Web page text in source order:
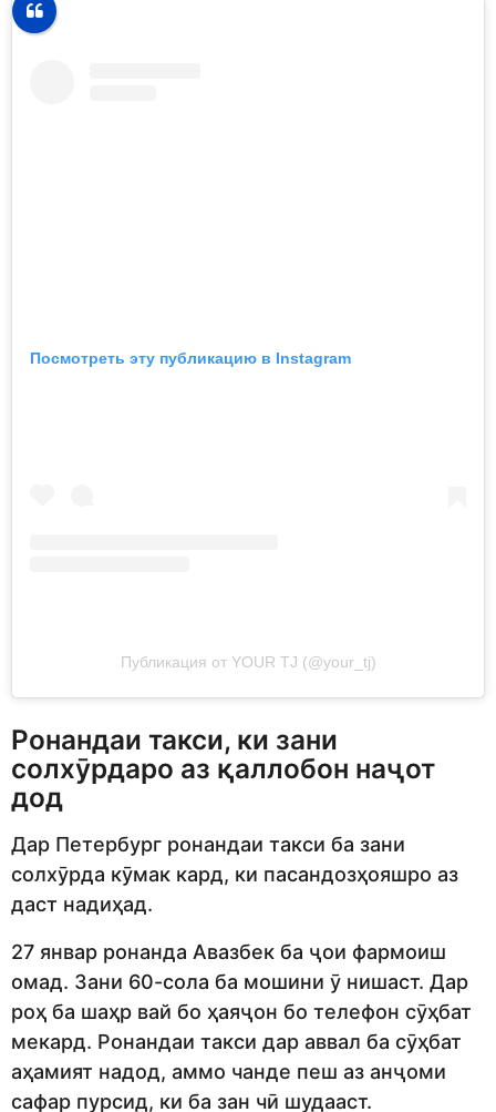
Посмотреть эту публикацию в Instagram
Публикация от YOUR TJ (@your_tj)
Ронандаи такси, ки зани
солхӯрдаро аз қаллобон наҷот
дод
Дар Петербург ронандаи такси ба зани
солхӯрда кӯмак кард, ки пасандозҳояшро аз
даст надиҳад.
27 январ ронанда Авазбек ба ҷои фармоиш
омад. Зани 60-сола ба мошини ӯ нишаст. Дар
роҳ ба шаҳр вай бо ҳаяҷон бо телефон сӯҳбат
мекард. Ронандаи такси дар аввал ба сӯҳбат
аҳамият надод, аммо чанде пеш аз анҷоми
сафар пурсид, ки ба зан чӣ шудааст.